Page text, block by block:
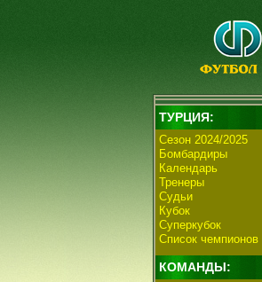
ТУРЦИЯ:
Сезон 2024/2025
Бомбардиры
Календарь
Тренеры
Судьи
Кубок
Суперкубок
Список чемпионов
КОМАНДЫ: